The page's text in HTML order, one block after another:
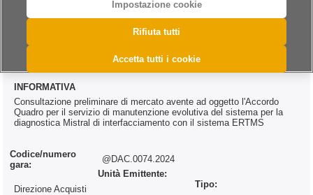
@DAC.0074.2024
INFORMATIVA
Consultazione preliminare di mercato avente ad oggetto l'Accordo
Quadro per il servizio di manutenzione evolutiva del sistema per la
diagnostica Mistral di interfacciamento con il sistema ERTMS
Codice/numero
gara:
@DAC.0074.2024
Unità Emittente:
Direzione Acquisti
Tipo:
Impostazione cookie
Rifiuta tutti
Accetta tutti i cookie